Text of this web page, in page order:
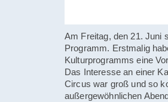
Am Freitag, den 21. Juni
Programm. Erstmalig
Kulturprogramms eine
Das Interesse an einer
Circus war groß und so
außergewöhnlichen